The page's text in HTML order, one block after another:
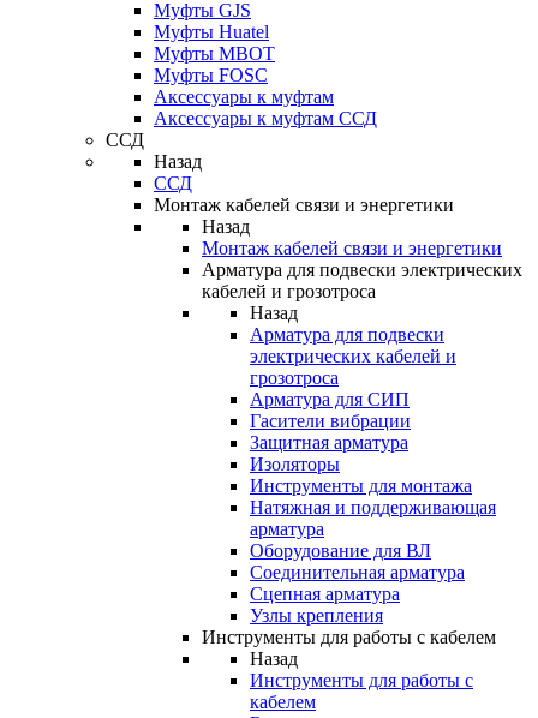
Муфты GJS
Муфты Huatel
Муфты МВОТ
Муфты FOSC
Аксессуары к муфтам
Аксессуары к муфтам ССД
ССД
Назад
ССД
Монтаж кабелей связи и энергетики
Назад
Монтаж кабелей связи и энергетики
Арматура для подвески электрических
кабелей и грозотроса
Назад
Арматура для подвески
электрических кабелей и
грозотроса
Арматура для СИП
Гасители вибрации
Защитная арматура
Изоляторы
Инструменты для монтажа
Натяжная и поддерживающая
арматура
Оборудование для ВЛ
Соединительная арматура
Сцепная арматура
Узлы крепления
Инструменты для работы с кабелем
Назад
Инструменты для работы с
кабелем